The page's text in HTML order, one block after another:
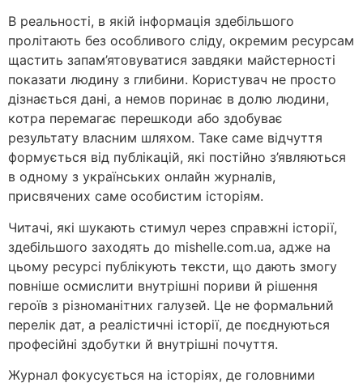
В реальності, в якій інформація здебільшого
пролітають без особливого сліду, окремим ресурсам
щастить запам’ятовуватися завдяки майстерності
показати людину з глибини. Користувач не просто
дізнається дані, а немов поринає в долю людини,
котра перемагає перешкоди або здобуває
результату власним шляхом. Таке саме відчуття
формується від публікацій, які постійно з’являються
в одному з українських онлайн журналів,
присвячених саме особистим історіям.
Читачі, які шукають стимул через справжні історії,
здебільшого заходять до mishelle.com.ua, адже на
цьому ресурсі публікують тексти, що дають змогу
повніше осмислити внутрішні пориви й рішення
героїв з різноманітних галузей. Це не формальний
перелік дат, а реалістичні історії, де поєднуються
професійні здобутки й внутрішні почуття.
Журнал фокусується на історіях, де головними